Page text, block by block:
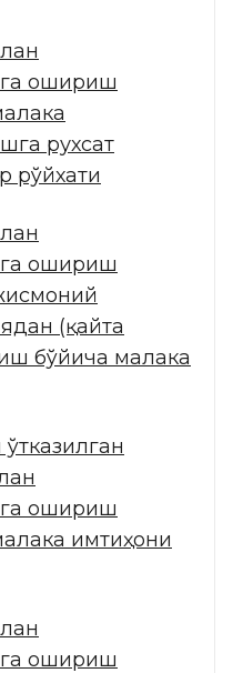
ошириш
рухсат
рўйхати
ошириш
(қайта
бўйича малака
ошириш
имтиҳони
ошириш